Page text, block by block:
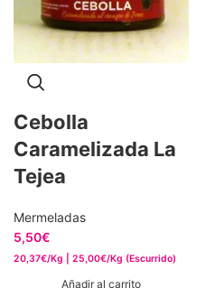
Cebolla
Caramelizada La
Tejea
Mermeladas
5,50€
20,37€/Kg | 25,00€/Kg (Escurrido)
Añadir al carrito